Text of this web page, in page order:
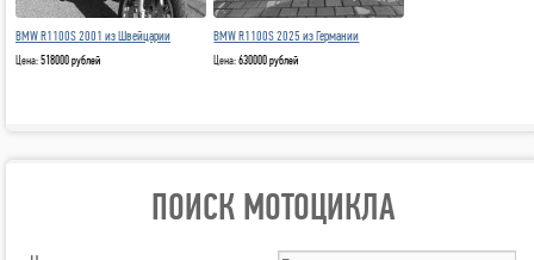
BMW R1100S 2001 из Швейцарии
Цена:518000 рублей
BMW R1100S 2025 из Германии
Цена:630000 рублей
ПОИСК МОТОЦИКЛА